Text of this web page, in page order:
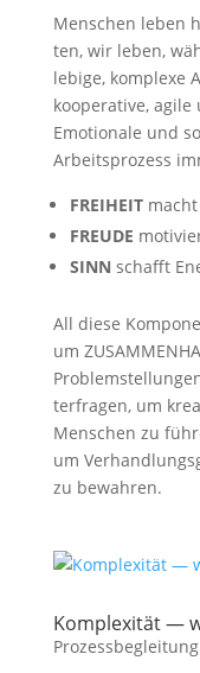
Men­schen leben
ten, wir leben,
le­bi­ge, kom­ple­xe
koope­ra­ti­ve,
Emo­tio­na­le und
Arbeits­pro­zess
FREIHEITmacht
FREUDE
SINN schafft
All die­se
um
ter­fra­gen, um
Men­schen zu
um
zu bewahren.
Kom­ple­xi­tät —
Prozessbegleitung